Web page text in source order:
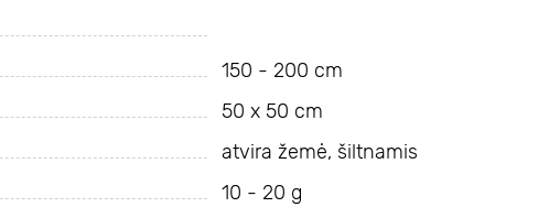
150 - 200 cm
50 х 50 cm
atvira žemė, šiltnamis
10 - 20 g